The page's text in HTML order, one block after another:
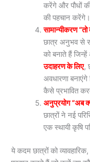
करेंगे और पौधों की
की पहचान करेंगे।
सामान्यीकरण
छात्र अनुभव से
को बनाते हैं
उदाहरण के लिए,
अवधारणा बनाएंगे
कैसे प्रभावित
अनुप्रयोग “अब
छात्रों ने नई
एक स्थायी कृषि
ये कदम छात्रों को